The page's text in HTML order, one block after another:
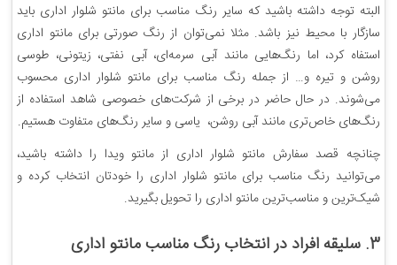
البته توجه داشته باشید که سایر رنگ مناسب برای مانتو شلوار اداری باید
سازگار با محیط نیز باشد. مثلا نمی‌توان از رنگ صورتی برای مانتو اداری
استفاه کرد، اما رنگ‌هایی مانند آبی سرمه‌ای، آبی نفتی، زیتونی، طوسی
روشن و تیره و… از جمله رنگ مناسب برای مانتو شلوار اداری محسوب
می‌شوند‌. در حال حاضر در برخی از شرکت‌های خصوصی شاهد استفاده از
رنگ‌های خاص‌تری مانند آبی روشن، یاسی و سایر رنگ‌های متفاوت هستیم.
چنانچه قصد سفارش مانتو شلوار اداری از مانتو ویدا را داشته باشید،
می‌توانید رنگ مناسب برای مانتو شلوار اداری را خودتان انتخاب کرده و
شیک‌ترین و مناسب‌ترین مانتو اداری را تحویل بگیرید.
3. سلیقه افراد در انتخاب رنگ مناسب مانتو اداری